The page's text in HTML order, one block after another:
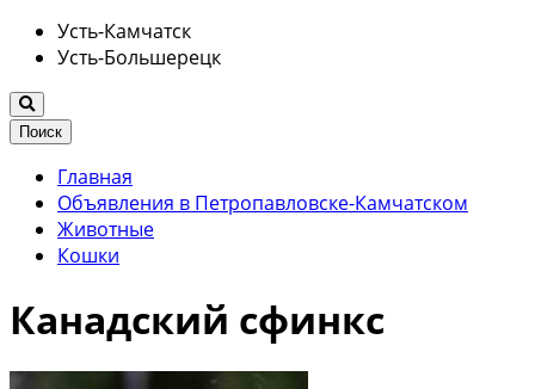
Усть-Камчатск
Усть-Большерецк
Поиск
Главная
Объявления в Петропавловске-Камчатском
Животные
Кошки
Канадский сфинкс